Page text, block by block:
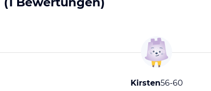
Kirsten56-60